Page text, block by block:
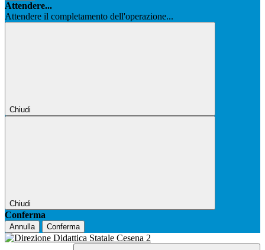
Attendere...
Attendere il completamento dell'operazione...
Chiudi
Chiudi
Conferma
Annulla Conferma